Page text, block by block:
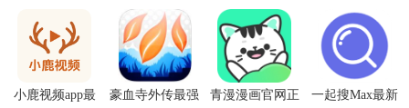
小鹿视频app最
豪血寺外传最强
青漫漫画官网正
一起搜Max最新